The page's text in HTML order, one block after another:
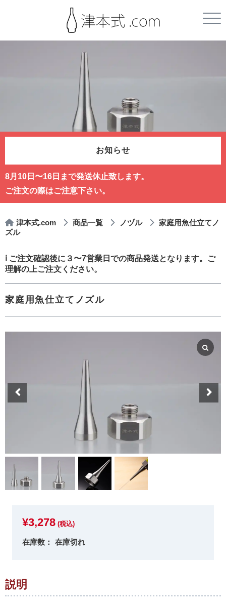
お知らせ
8月10日〜16日まで発送休止致します。
ご注文の際はご注意下さい。
津本式.com 商品一覧 ノヅル
家庭用魚仕立てノ
ズル
ℹ️ ご注文確認後に３〜7営業日での商品発送となります。ご
理解の上ご注文ください。
家庭用魚仕立てノズル
¥3,278 (税込)
在庫切れ
説明